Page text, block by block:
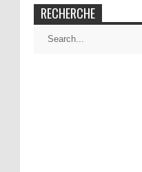
RECHERCHE